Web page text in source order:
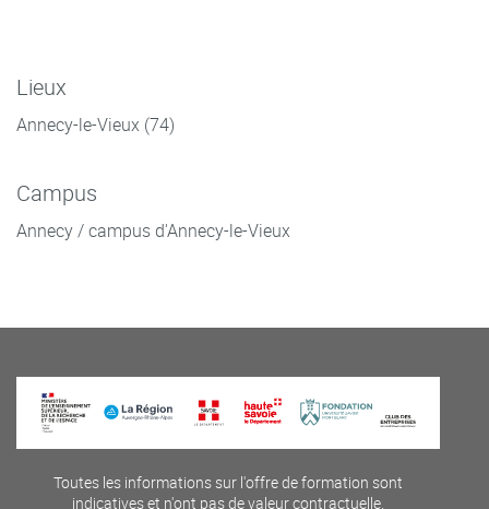
Lieux
Annecy-le-Vieux (74)
Campus
Annecy / campus d'Annecy-le-Vieux
Toutes les informations sur l'offre de formation sont
indicatives et n'ont pas de valeur contractuelle.